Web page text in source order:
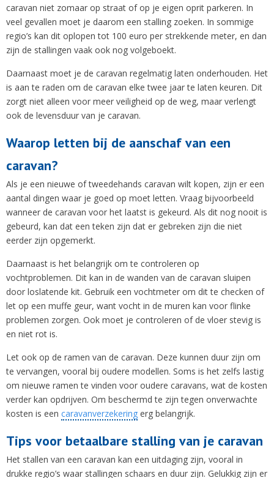
caravan niet zomaar op straat of op je eigen oprit parkeren. In
veel gevallen moet je daarom een stalling zoeken. In sommige
regio’s kan dit oplopen tot 100 euro per strekkende meter, en dan
zijn de stallingen vaak ook nog volgeboekt.
Daarnaast moet je de caravan regelmatig laten onderhouden. Het
is aan te raden om de caravan elke twee jaar te laten keuren. Dit
zorgt niet alleen voor meer veiligheid op de weg, maar verlengt
ook de levensduur van je caravan.
Waarop letten bij de aanschaf van een
caravan?
Als je een nieuwe of tweedehands caravan wilt kopen, zijn er een
aantal dingen waar je goed op moet letten. Vraag bijvoorbeeld
wanneer de caravan voor het laatst is gekeurd. Als dit nog nooit is
gebeurd, kan dat een teken zijn dat er gebreken zijn die niet
eerder zijn opgemerkt.
Daarnaast is het belangrijk om te controleren op
vochtproblemen. Dit kan in de wanden van de caravan sluipen
door loslatende kit. Gebruik een vochtmeter om dit te checken of
let op een muffe geur, want vocht in de muren kan voor flinke
problemen zorgen. Ook moet je controleren of de vloer stevig is
en niet rot is.
Let ook op de ramen van de caravan. Deze kunnen duur zijn om
te vervangen, vooral bij oudere modellen. Soms is het zelfs lastig
om nieuwe ramen te vinden voor oudere caravans, wat de kosten
verder kan opdrijven. Om beschermd te zijn tegen onverwachte
kosten is een caravanverzekering erg belangrijk.
Tips voor betaalbare stalling van je caravan
Het stallen van een caravan kan een uitdaging zijn, vooral in
drukke regio’s waar stallingen schaars en duur zijn. Gelukkig zijn er